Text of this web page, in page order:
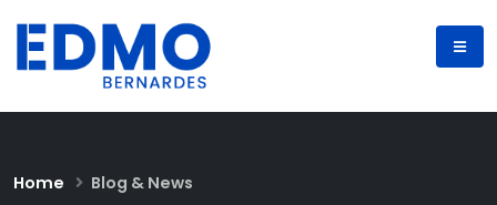
Home Blog & News